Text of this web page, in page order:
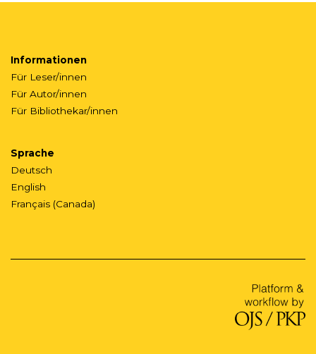
Informationen
Für Leser/innen
Für Autor/innen
Für Bibliothekar/innen
Sprache
Deutsch
English
Français (Canada)